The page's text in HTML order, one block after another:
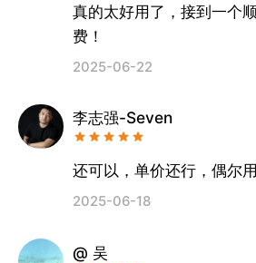
真的太好用了，接到一个
费！
2025-06-22
李志强-Seven
还可以，单价还行，偶尔
2025-06-18
@ 吴